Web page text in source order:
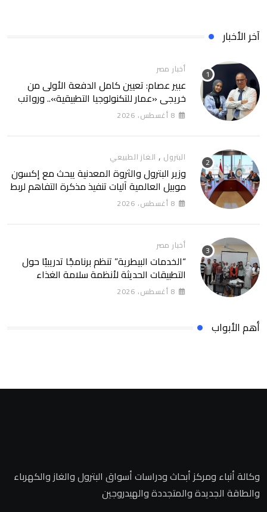
آخر الأخبار
أخبار مصر
عبير عصام: تعيين كامل الدفعة الأولى من
خريجي «عمار للتكنولوجيا التطبيقية».. ورواتب
تصل إلى 13 ألف جنيه
8 أغسطس، 2026
البترول , الغاز الطبيعي
وزير البترول والثروة المعدنية يبحث مع إكسون
موبيل العالمية آليات تنفيذ مذكرة التفاهم لربط
اكتشافات الشركة في قبرص بالبنية التحتية
المصرية
8 أغسطس، 2026
أخبار مصر
“الخدمات البيطرية” تنظم برنامجًا تدريبيًا حول
التطبيقات الحديثة لأنظمة سلامة الغذاء
8 أغسطس، 2026
أهم الأبواب
وكالة أنباء ومركز أبحاث ودراسات أسواق البترول والغاز والكهرباء
والطاقة الجديدة والمتجددة والهيدروجين